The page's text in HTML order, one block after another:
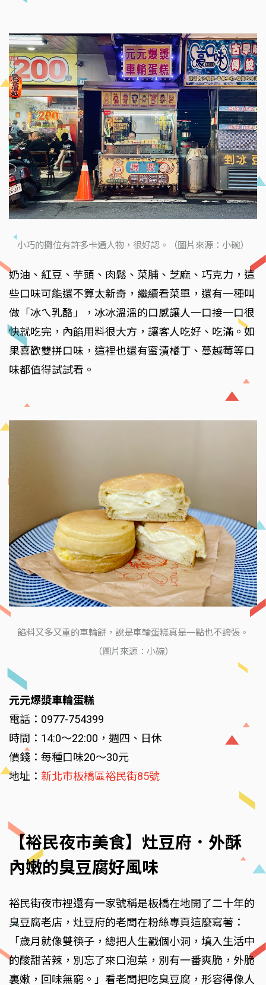
小巧的攤位有許多卡通人物，很好認。（圖片來源：小碗）
奶油、紅豆、芋頭、肉鬆、菜脯、芝麻、巧克力，這
些口味可能還不算太新奇，繼續看菜單，還有一種叫
做「冰ㄟ乳酪」，冰冰溫溫的口感讓人一口接一口很
快就吃完，內餡用料很大方，讓客人吃好、吃滿。如
果喜歡雙拼口味，這裡也還有蜜漬橘丁、蔓越莓等口
味都值得試試看。
餡料又多又重的車輪餅，說是車輪蛋糕真是一點也不誇張。
（圖片來源：小碗）
元元爆漿車輪蛋糕
電話：0977-754399
時間：14:0～22:00，週四、日休
價錢：每種口味20～30元
地址： 新北市板橋區裕民街85號
【裕民夜市美食】灶豆府．外酥
內嫩的臭豆腐好風味
裕民街夜市裡還有一家號稱是板橋在地開了二十年的
臭豆腐老店，灶豆府的老闆在粉絲專頁這麼寫著：
「歲月就像雙筷子，總把人生戳個小洞，填入生活中
的酸甜苦辣，別忘了來口泡菜，別有一番爽脆，外脆
裏嫩，回味無窮。」看老闆把吃臭豆腐，形容得像人